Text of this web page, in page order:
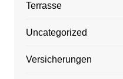
Terrasse
Uncategorized
Versicherungen